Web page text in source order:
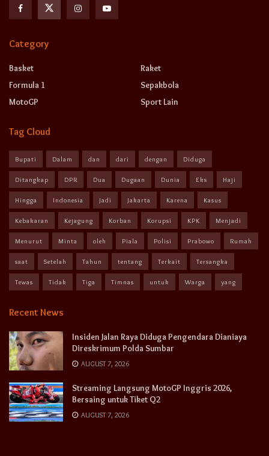
Category
Basket
Formula 1
MotoGP
Raket
Sepakbola
Sport Lain
Tag Cloud
Bupati Dalam dan dari dengan Diduga
Ditangkap DPR Dua Dugaan Dunia Eks Haji
Hingga Indonesia Jadi Jakarta Karena Kasus
Kebakaran Kejagung Korban Korupsi KPK Menjadi
Menurut Minta oleh Piala Polisi Prabowo Rumah
saat Setelah Tahun tentang Terkait Tersangka
Tewas Tidak Tiga Timnas untuk Warga yang
Recent News
Insiden Jalan Raya Diduga Pengendara Dianiaya
Direskrimum Polda Sumbar
AUGUST 7, 2026
Streaming Langsung MotoGP Inggris 2026,
Bersaing untuk Tiket Q2
AUGUST 7, 2026